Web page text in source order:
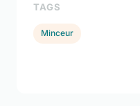
TAGS
Minceur